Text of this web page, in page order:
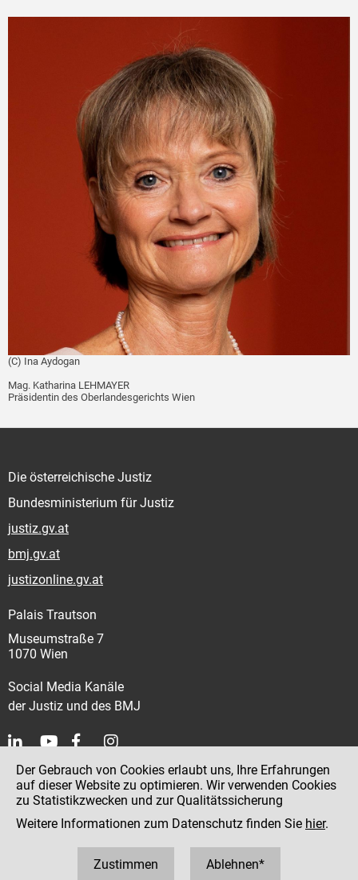
(C) Ina Aydogan
Mag. Katharina LEHMAYER
Präsidentin des Oberlandesgerichts Wien
Die österreichische Justiz
Bundesministerium für Justiz
justiz.gv.at
bmj.gv.at
justizonline.gv.at
Palais Trautson
Museumstraße 7
1070 Wien
Social Media Kanäle
der Justiz und des BMJ
Kontakt
Impressum
Datenschutz
Der Gebrauch von Cookies erlaubt uns, Ihre Erfahrungen
auf dieser Website zu optimieren. Wir verwenden Cookies
zu Statistikzwecken und zur Qualitätssicherung
Weitere Informationen zum Datenschutz finden Sie hier.
Zustimmen Ablehnen*